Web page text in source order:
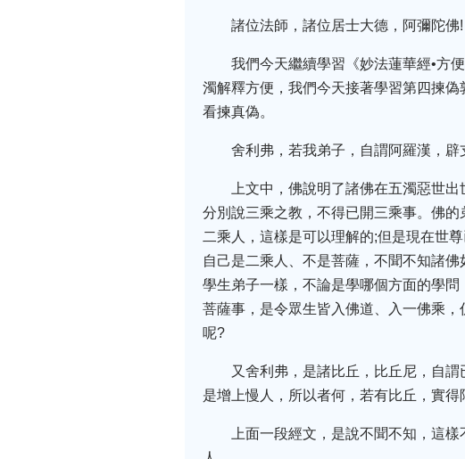
諸位法師，諸位居士大德，阿彌陀佛!
我們今天繼續學習《妙法蓮華經•方
濁解釋方便，我們今天接著學習第四揀
看揀真偽。
舍利弗，若我弟子，自謂阿羅漢，
上文中，佛說明了諸佛在五濁惡世
分別說三乘之教，不得已開三乘事。佛
二乘人，這樣是可以理解的;但是現在世
自己是二乘人、不是菩薩，不聞不知諸
學生弟子一樣，不論是學哪個方面的學
菩薩事，是令眾生皆入佛道、入一佛乘
呢?
又舍利弗，是諸比丘，比丘尼，自
是增上慢人，所以者何，若有比丘，實得
上面一段經文，是說不聞不知，這